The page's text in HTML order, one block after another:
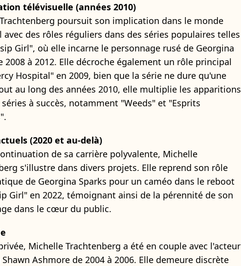
télévisuelle (années 2010)
poursuit son implication dans le monde
avec des rôles réguliers dans des séries populaires telles
Girl", où elle incarne le personnage rusé de Georgina
2008 à 2012. Elle décroche également un rôle principal
Hospital" en 2009, bien que la série ne dure qu'une
au long des années 2010, elle multiplie les apparitions
séries à succès, notamment "Weeds" et "Esprits
(2020 et au-delà)
de sa carrière polyvalente, Michelle
s'illustre dans divers projets. Elle reprend son rôle
de Georgina Sparks pour un caméo dans le reboot
Girl" en 2022, témoignant ainsi de la pérennité de son
dans le cœur du public.
Michelle Trachtenberg a été en couple avec l'acteur
Ashmore de 2004 à 2006. Elle demeure discrète